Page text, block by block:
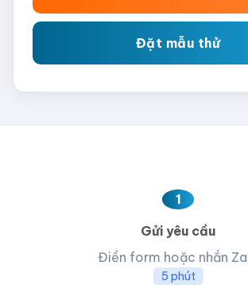
Đặt mẫu thử
1
Gửi yêu cầu
Điền form hoặc nhắn
5 phút